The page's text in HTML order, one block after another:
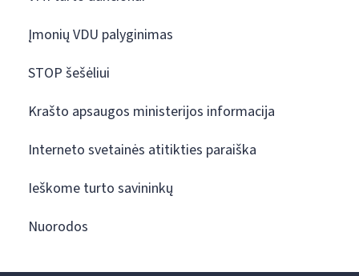
Įmonių VDU palyginimas
STOP šešėliui
Krašto apsaugos ministerijos informacija
Interneto svetainės atitikties paraiška
Ieškome turto savininkų
Nuorodos